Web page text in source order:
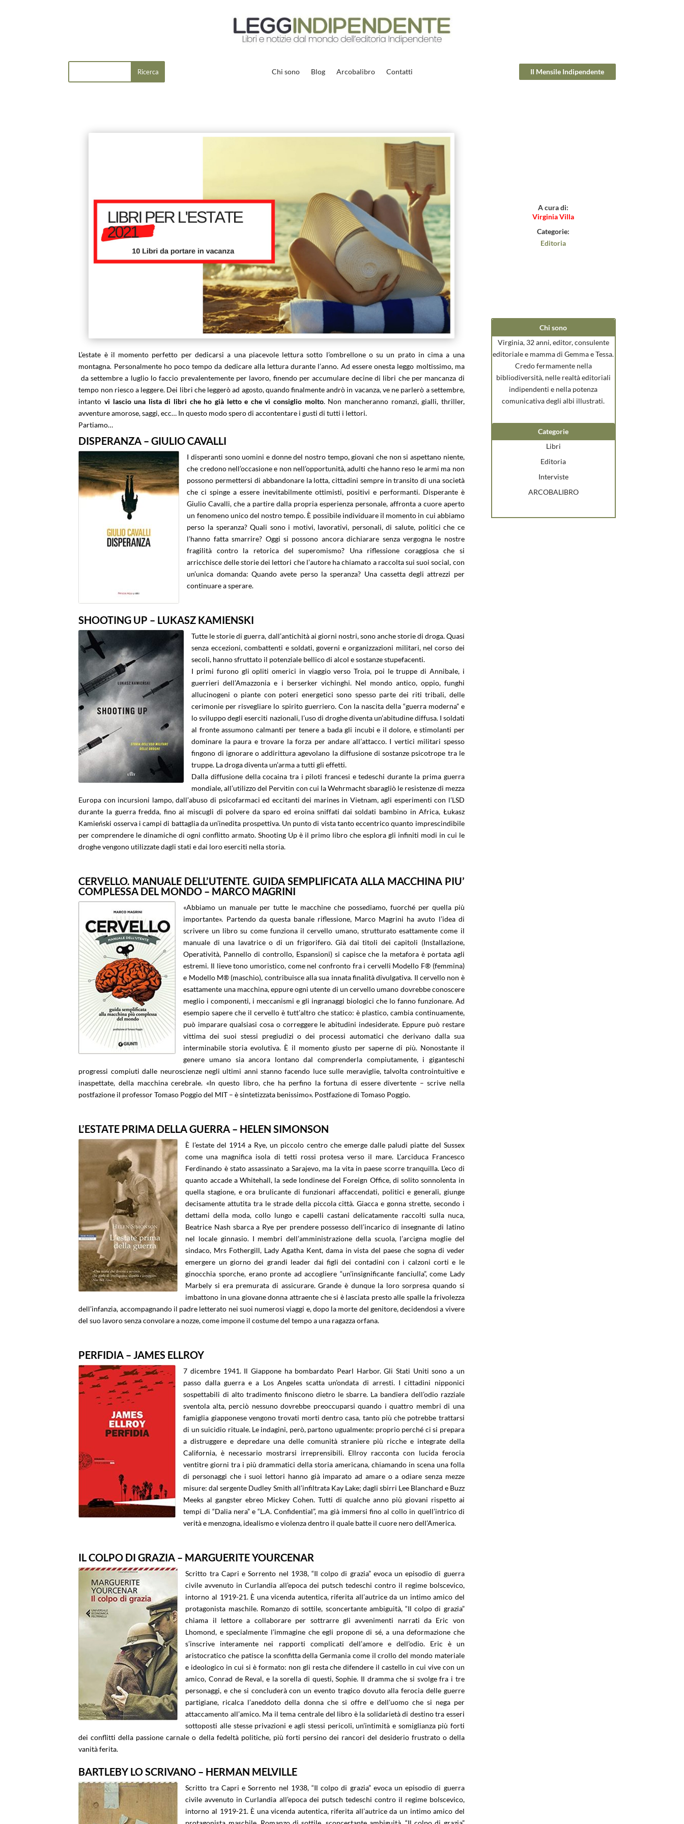
Chi sono Blog Arcobalibro Contatti Il Mensile Indipendente
A cura di:
Virginia Villa
Categorie:
Editoria
L’estate è il momento perfetto per dedicarsi a una piacevole lettura sotto l’ombrellone o su un prato in cima a una
montagna. Personalmente ho poco tempo da dedicare alla lettura durante l’anno. Ad essere onesta leggo moltissimo, ma
da settembre a luglio lo faccio prevalentemente per lavoro, finendo per accumulare decine di libri che per mancanza di
tempo non riesco a leggere. Dei libri che leggerò ad agosto, quando finalmente andrò in vacanza, ve ne parlerò a settembre,
intantovi lascio una lista di libri che ho già letto e che vi consiglio molto. Non mancheranno romanzi, gialli, thriller,
avventure amorose, saggi, ecc… In questo modo spero di accontentare i gusti di tutti i lettori.
Partiamo…
DISPERANZA – GIULIO CAVALLI
I disperanti sono uomini e donne del nostro tempo, giovani che non si aspettano niente,
che credono nell’occasione e non nell’opportunità, adulti che hanno reso le armi ma non
possono permettersi di abbandonare la lotta, cittadini sempre in transito di una società
che ci spinge a essere inevitabilmente ottimisti, positivi e performanti. Disperante è
Giulio Cavalli, che a partire dalla propria esperienza personale, affronta a cuore aperto
un fenomeno unico del nostro tempo. È possibile individuare il momento in cui abbiamo
perso la speranza? Quali sono i motivi, lavorativi, personali, di salute, politici che ce
l’hanno fatta smarrire? Oggi si possono ancora dichiarare senza vergogna le nostre
fragilità contro la retorica del superomismo? Una riflessione coraggiosa che si
arricchisce delle storie dei lettori che l’autore ha chiamato a raccolta sui suoi social, con
un’unica domanda: Quando avete perso la speranza? Una cassetta degli attrezzi per
continuare a sperare.
SHOOTING UP – LUKASZ KAMIENSKI
Tutte le storie di guerra, dall’antichità ai giorni nostri, sono anche storie di droga. Quasi
senza eccezioni, combattenti e soldati, governi e organizzazioni militari, nel corso dei
secoli, hanno sfruttato il potenziale bellico di alcol e sostanze stupefacenti.
I primi furono gli opliti omerici in viaggio verso Troia, poi le truppe di Annibale, i
guerrieri dell’Amazzonia e i berserker vichinghi. Nel mondo antico, oppio, funghi
allucinogeni o piante con poteri energetici sono spesso parte dei riti tribali, delle
cerimonie per risvegliare lo spirito guerriero. Con la nascita della “guerra moderna” e
lo sviluppo degli eserciti nazionali, l’uso di droghe diventa un’abitudine diffusa. I soldati
al fronte assumono calmanti per tenere a bada gli incubi e il dolore, e stimolanti per
dominare la paura e trovare la forza per andare all’attacco. I vertici militari spesso
fingono di ignorare o addirittura agevolano la diffusione di sostanze psicotrope tra le
truppe. La droga diventa un’arma a tutti gli effetti.
Dalla diffusione della cocaina tra i piloti francesi e tedeschi durante la prima guerra
mondiale, all’utilizzo del Pervitin con cui la Wehrmacht sbaragliò le resistenze di mezza
Europa con incursioni lampo, dall’abuso di psicofarmaci ed eccitanti dei marines in Vietnam, agli esperimenti con l’LSD
durante la guerra fredda, fino ai miscugli di polvere da sparo ed eroina sniffati dai soldati bambino in Africa, Łukasz
Kamieński osserva i campi di battaglia da un’inedita prospettiva. Un punto di vista tanto eccentrico quanto imprescindibile
per comprendere le dinamiche di ogni conflitto armato. Shooting Up è il primo libro che esplora gli infiniti modi in cui le
droghe vengono utilizzate dagli stati e dai loro eserciti nella storia.
CERVELLO. MANUALE DELL’UTENTE. GUIDA SEMPLIFICATA ALLA MACCHINA PIU’
COMPLESSA DEL MONDO – MARCO MAGRINI
«Abbiamo un manuale per tutte le macchine che possediamo, fuorché per quella più
importante». Partendo da questa banale riflessione, Marco Magrini ha avuto l’idea di
scrivere un libro su come funziona il cervello umano, strutturato esattamente come il
manuale di una lavatrice o di un frigorifero. Già dai titoli dei capitoli (Installazione,
Operatività, Pannello di controllo, Espansioni) si capisce che la metafora è portata agli
estremi. Il lieve tono umoristico, come nel confronto fra i cervelli Modello F® (femmina)
e Modello M® (maschio), contribuisce alla sua innata finalità divulgativa. Il cervello non è
esattamente una macchina, eppure ogni utente di un cervello umano dovrebbe conoscere
meglio i componenti, i meccanismi e gli ingranaggi biologici che lo fanno funzionare. Ad
esempio sapere che il cervello è tutt’altro che statico: è plastico, cambia continuamente,
può imparare qualsiasi cosa o correggere le abitudini indesiderate. Eppure può restare
vittima dei suoi stessi pregiudizi o dei processi automatici che derivano dalla sua
interminabile storia evolutiva. È il momento giusto per saperne di più. Nonostante il
genere umano sia ancora lontano dal comprenderla compiutamente, i giganteschi
progressi compiuti dalle neuroscienze negli ultimi anni stanno facendo luce sulle meraviglie, talvolta controintuitive e
inaspettate, della macchina cerebrale. «In questo libro, che ha perfino la fortuna di essere divertente – scrive nella
postfazione il professor Tomaso Poggio del MIT – è sintetizzata benissimo». Postfazione di Tomaso Poggio.
L’ESTATE PRIMA DELLA GUERRA – HELEN SIMONSON
È l’estate del 1914 a Rye, un piccolo centro che emerge dalle paludi piatte del Sussex
come una magnifica isola di tetti rossi protesa verso il mare. L’arciduca Francesco
Ferdinando è stato assassinato a Sarajevo, ma la vita in paese scorre tranquilla. L’eco di
quanto accade a Whitehall, la sede londinese del Foreign Office, di solito sonnolenta in
quella stagione, e ora brulicante di funzionari affaccendati, politici e generali, giunge
decisamente attutita tra le strade della piccola città. Giacca e gonna strette, secondo i
dettami della moda, collo lungo e capelli castani delicatamente raccolti sulla nuca,
Beatrice Nash sbarca a Rye per prendere possesso dell’incarico di insegnante di latino
nel locale ginnasio. I membri dell’amministrazione della scuola, l’arcigna moglie del
sindaco, Mrs Fothergill, Lady Agatha Kent, dama in vista del paese che sogna di veder
emergere un giorno dei grandi leader dai figli dei contadini con i calzoni corti e le
ginocchia sporche, erano pronte ad accogliere “un’insignificante fanciulla”, come Lady
Marbely si era premurata di assicurare. Grande è dunque la loro sorpresa quando si
imbattono in una giovane donna attraente che si è lasciata presto alle spalle la frivolezza
dell’infanzia, accompagnando il padre letterato nei suoi numerosi viaggi e, dopo la morte del genitore, decidendosi a vivere
del suo lavoro senza convolare a nozze, come impone il costume del tempo a una ragazza orfana.
PERFIDIA – JAMES ELLROY
7 dicembre 1941. Il Giappone ha bombardato Pearl Harbor. Gli Stati Uniti sono a un
passo dalla guerra e a Los Angeles scatta un’ondata di arresti. I cittadini nipponici
sospettabili di alto tradimento finiscono dietro le sbarre. La bandiera dell’odio razziale
sventola alta, perciò nessuno dovrebbe preoccuparsi quando i quattro membri di una
famiglia giapponese vengono trovati morti dentro casa, tanto più che potrebbe trattarsi
di un suicidio rituale. Le indagini, però, partono ugualmente: proprio perché ci si prepara
a distruggere e depredare una delle comunità straniere più ricche e integrate della
California, è necessario mostrarsi irreprensibili. Ellroy racconta con lucida ferocia
ventitre giorni tra i più drammatici della storia americana, chiamando in scena una folla
di personaggi che i suoi lettori hanno già imparato ad amare o a odiare senza mezze
misure: dal sergente Dudley Smith all’infiltrata Kay Lake; dagli sbirri Lee Blanchard e Buzz
Meeks al gangster ebreo Mickey Cohen. Tutti di qualche anno più giovani rispetto ai
tempi di “Dalia nera” e “L.A. Confidential”, ma già immersi fino al collo in quell’intrico di
verità e menzogna, idealismo e violenza dentro il quale batte il cuore nero dell’America.
IL COLPO DI GRAZIA – MARGUERITE YOURCENAR
Scritto tra Capri e Sorrento nel 1938, “Il colpo di grazia” evoca un episodio di guerra
civile avvenuto in Curlandia all’epoca dei putsch tedeschi contro il regime bolscevico,
intorno al 1919-21. È una vicenda autentica, riferita all’autrice da un intimo amico del
protagonista maschile. Romanzo di sottile, sconcertante ambiguità, “Il colpo di grazia”
chiama il lettore a collaborare per sottrarre gli avvenimenti narrati da Eric von
Lhomond, e specialmente l’immagine che egli propone di sé, a una deformazione che
s’inscrive interamente nei rapporti complicati dell’amore e dell’odio. Eric è un
aristocratico che patisce la sconfitta della Germania come il crollo del mondo materiale
e ideologico in cui si è formato: non gli resta che difendere il castello in cui vive con un
amico, Conrad de Reval, e la sorella di questi, Sophie. Il dramma che si svolge fra i tre
personaggi, e che si concluderà con un evento tragico dovuto alla ferocia delle guerre
partigiane, ricalca l’aneddoto della donna che si offre e dell’uomo che si nega per
attaccamento all’amico. Ma il tema centrale del libro è la solidarietà di destino tra esseri
sottoposti alle stesse privazioni e agli stessi pericoli, un’intimità e somiglianza più forti
dei conflitti della passione carnale o della fedeltà politiche, più forti persino dei rancori del desiderio frustrato o della
vanità ferita.
BARTLEBY LO SCRIVANO – HERMAN MELVILLE
Scritto tra Capri e Sorrento nel 1938, “Il colpo di grazia” evoca un episodio di guerra
civile avvenuto in Curlandia all’epoca dei putsch tedeschi contro il regime bolscevico,
intorno al 1919-21. È una vicenda autentica, riferita all’autrice da un intimo amico del
Chi sono
Virginia, 32 anni, editor, consulente
editoriale e mamma di Gemma e Tessa.
Credo fermamente nella
bibliodiversità, nelle realtà editoriali
indipendenti e nella potenza
comunicativa degli albi illustrati.
Categorie
Libri
Editoria
Interviste
ARCOBALIBRO